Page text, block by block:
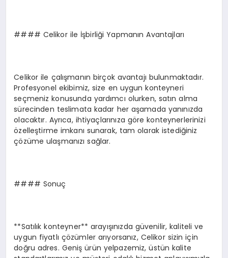
#### Celikor ile İşbirliği Yapmanın Avantajları
Celikor ile çalışmanın birçok avantajı bulunmaktadır.
Profesyonel ekibimiz, size en uygun konteyneri
seçmeniz konusunda yardımcı olurken, satın alma
sürecinden teslimata kadar her aşamada yanınızda
olacaktır. Ayrıca, ihtiyaçlarınıza göre konteynerlerinizi
özelleştirme imkanı sunarak, tam olarak istediğiniz
çözüme ulaşmanızı sağlar.
#### Sonuç
**Satılık konteyner** arayışınızda güvenilir, kaliteli ve
uygun fiyatlı çözümler arıyorsanız, Celikor sizin için
doğru adres. Geniş ürün yelpazemiz, üstün kalite